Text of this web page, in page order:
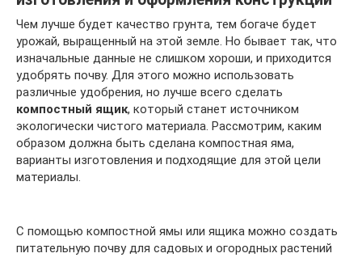
Чем лучше будет качество грунта, тем богаче будет
урожай, выращенный на этой земле. Но бывает так, что
изначальные данные не слишком хороши, и приходится
удобрять почву. Для этого можно использовать
различные удобрения, но лучше всего сделать
компостный ящик, который станет источником
экологически чистого материала. Рассмотрим, каким
образом должна быть сделана компостная яма,
варианты изготовления и подходящие для этой цели
материалы.
С помощью компостной ямы или ящика можно создать
питательную почву для садовых и огородных растений